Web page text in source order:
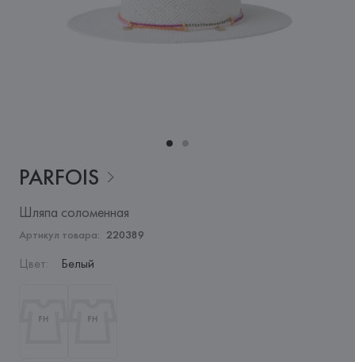
PARFOIS
Шляпа соломенная
Артикул товара: 220389
Цвет: Белый